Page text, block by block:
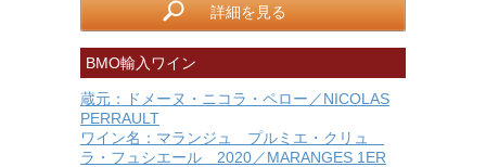
詳細を見る
BMO輸入ワイン
蔵元：ドメーヌ・ニコラ・ペロー／NICOLAS
PERRAULT
ワイン名：マランジュ プルミエ・クリュ
ラ・フュシエール 2020／MARANGES 1ER